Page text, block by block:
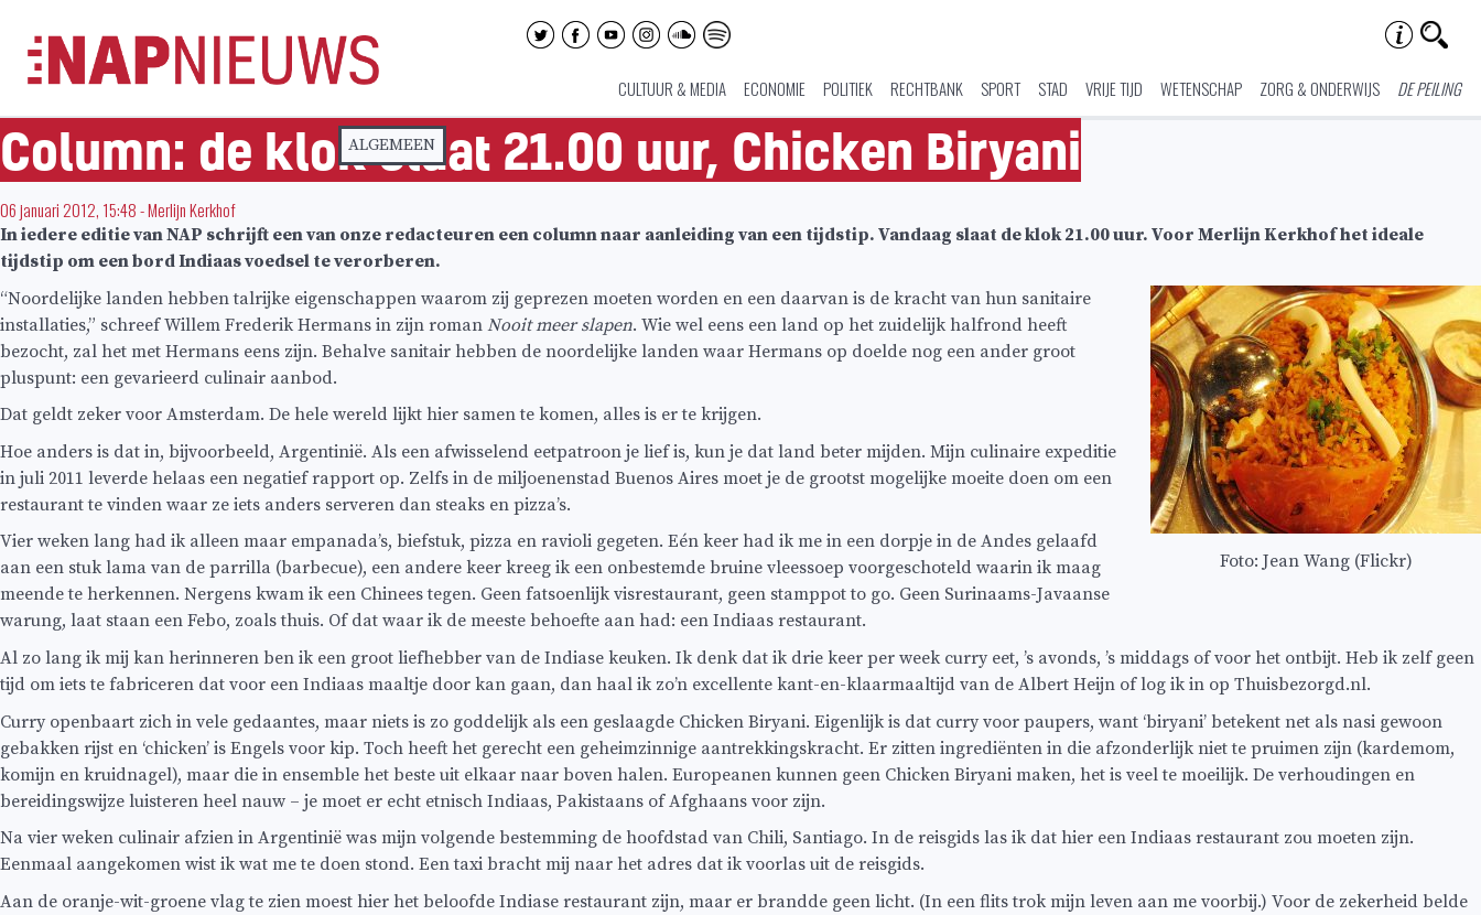
naar
inhoud
CULTUUR & MEDIA ECONOMIE POLITIEK RECHTBANK SPORT STAD VRIJE TIJD WETENSCHAP ZORG & ONDERWIJS DE PEILING
Column: de klok slaat 21.00 uur, Chicken Biryani
06 januari 2012, 15:48-Merlijn Kerkhof
In iedere editie van NAP schrijft een van onze redacteuren een column naar aanleiding van een tijdstip. Vandaag slaat de klok 21.00 uur. Voor Merlijn Kerkhof het ideale
tijdstip om een bord Indiaas voedsel te verorberen.
Foto: Jean Wang (Flickr)
“Noordelijke landen hebben talrijke eigenschappen waarom zij geprezen moeten worden en een daarvan is de kracht van hun sanitaire
installaties,” schreef Willem Frederik Hermans in zijn roman Nooit meer slapen. Wie wel eens een land op het zuidelijk halfrond heeft
bezocht, zal het met Hermans eens zijn. Behalve sanitair hebben de noordelijke landen waar Hermans op doelde nog een ander groot
pluspunt: een gevarieerd culinair aanbod.
Dat geldt zeker voor Amsterdam. De hele wereld lijkt hier samen te komen, alles is er te krijgen.
Hoe anders is dat in, bijvoorbeeld, Argentinië. Als een afwisselend eetpatroon je lief is, kun je dat land beter mijden. Mijn culinaire expeditie
in juli 2011 leverde helaas een negatief rapport op. Zelfs in de miljoenenstad Buenos Aires moet je de grootst mogelijke moeite doen om een
restaurant te vinden waar ze iets anders serveren dan steaks en pizza’s.
Vier weken lang had ik alleen maar empanada’s, biefstuk, pizza en ravioli gegeten. Eén keer had ik me in een dorpje in de Andes gelaafd
aan een stuk lama van de parrilla (barbecue), een andere keer kreeg ik een onbestemde bruine vleessoep voorgeschoteld waarin ik maag
meende te herkennen. Nergens kwam ik een Chinees tegen. Geen fatsoenlijk visrestaurant, geen stamppot to go. Geen Surinaams-Javaanse
warung, laat staan een Febo, zoals thuis. Of dat waar ik de meeste behoefte aan had: een Indiaas restaurant.
Al zo lang ik mij kan herinneren ben ik een groot liefhebber van de Indiase keuken. Ik denk dat ik drie keer per week curry eet, ’s avonds, ’s middags of voor het ontbijt. Heb ik zelf geen
tijd om iets te fabriceren dat voor een Indiaas maaltje door kan gaan, dan haal ik zo’n excellente kant-en-klaarmaaltijd van de Albert Heijn of log ik in op Thuisbezorgd.nl.
Curry openbaart zich in vele gedaantes, maar niets is zo goddelijk als een geslaagde Chicken Biryani. Eigenlijk is dat curry voor paupers, want ‘biryani’ betekent net als nasi gewoon
gebakken rijst en ‘chicken’ is Engels voor kip. Toch heeft het gerecht een geheimzinnige aantrekkingskracht. Er zitten ingrediënten in die afzonderlijk niet te pruimen zijn (kardemom,
komijn en kruidnagel), maar die in ensemble het beste uit elkaar naar boven halen. Europeanen kunnen geen Chicken Biryani maken, het is veel te moeilijk. De verhoudingen en
bereidingswijze luisteren heel nauw – je moet er echt etnisch Indiaas, Pakistaans of Afghaans voor zijn.
Na vier weken culinair afzien in Argentinië was mijn volgende bestemming de hoofdstad van Chili, Santiago. In de reisgids las ik dat hier een Indiaas restaurant zou moeten zijn.
Eenmaal aangekomen wist ik wat me te doen stond. Een taxi bracht mij naar het adres dat ik voorlas uit de reisgids.
Aan de oranje-wit-groene vlag te zien moest hier het beloofde Indiase restaurant zijn, maar er brandde geen licht. (In een flits trok mijn leven aan me voorbij.) Voor de zekerheid belde
ALGEMEEN